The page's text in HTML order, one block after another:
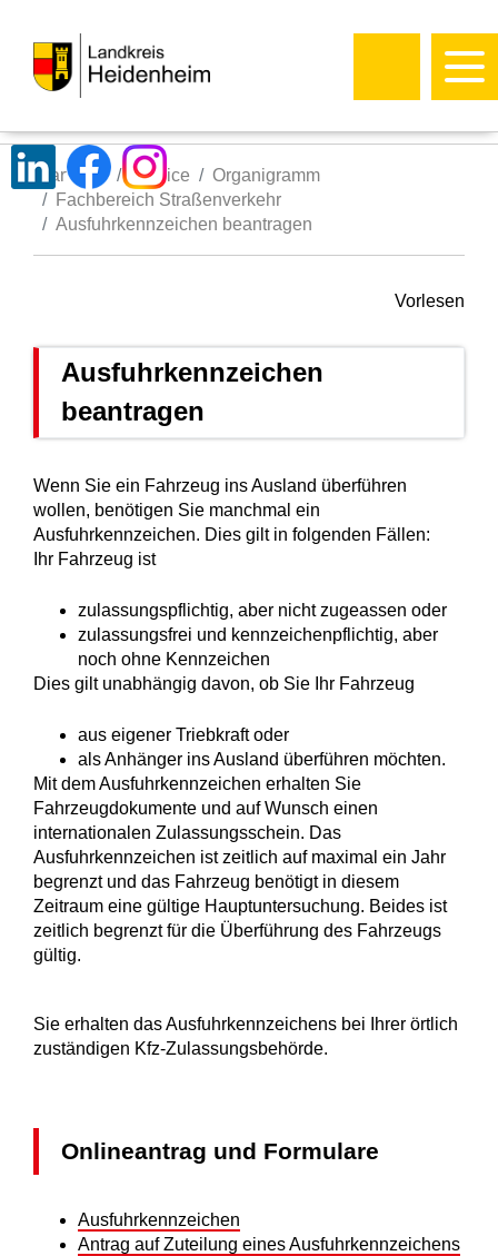
Startseite Service
Organigramm
Fachbereich Straßenverkehr
Ausfuhrkennzeichen beantragen
Vorlesen
Ausfuhrkennzeichen
beantragen
Wenn Sie ein Fahrzeug ins Ausland überführen
wollen, benötigen Sie manchmal ein
Ausfuhrkennzeichen. Dies gilt in folgenden Fällen:
Ihr Fahrzeug ist
zulassungspflichtig, aber nicht zugeassen oder
zulassungsfrei und kennzeichenpflichtig, aber
noch ohne Kennzeichen
Dies gilt unabhängig davon, ob Sie Ihr Fahrzeug
aus eigener Triebkraft oder
als Anhänger ins Ausland überführen möchten.
Mit dem Ausfuhrkennzeichen erhalten Sie
Fahrzeugdokumente und auf Wunsch einen
internationalen Zulassungsschein. Das
Ausfuhrkennzeichen ist zeitlich auf maximal ein Jahr
begrenzt und das Fahrzeug benötigt in diesem
Zeitraum eine gültige Hauptuntersuchung. Beides ist
zeitlich begrenzt für die Überführung des Fahrzeugs
gültig.
Sie erhalten das Ausfuhrkennzeichens bei Ihrer örtlich
zuständigen Kfz-Zulassungsbehörde.
Onlineantrag und Formulare
Ausfuhrkennzeichen
Antrag auf Zuteilung eines Ausfuhrkennzeichens